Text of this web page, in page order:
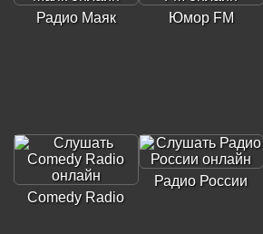
Радио Маяк
Юмор FM
Comedy Radio
Радио России